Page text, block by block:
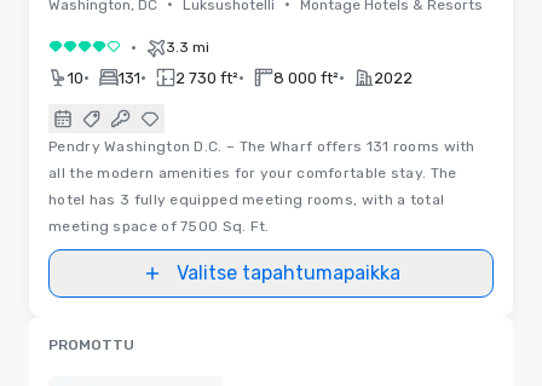
Washington, DC • Luksushotelli • Montage Hotels & Resorts
4 / 5 • 3.3 mi
10• 131• 2 730 ft²• 8 000 ft²• 2022
Pendry Washington D.C. – The Wharf offers 131 rooms with
all the modern amenities for your comfortable stay. The
hotel has 3 fully equipped meeting rooms, with a total
meeting space of 7500 Sq. Ft.
Valitse tapahtumapaikka
PROMOTTU